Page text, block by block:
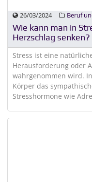
26/03/2024 Beruf
Wie kann man in
Herzschlag senken?
Stress ist eine
Herausforderung oder
wahrgenommen wird.
Körper das
Stresshormone wie